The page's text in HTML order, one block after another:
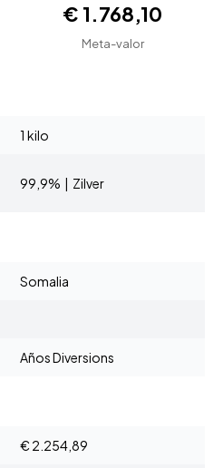
€ 1.768,10
Meta-valor
1 kilo
99,9% | Zilver
Somalia
Años Diversions
€ 2.254,89